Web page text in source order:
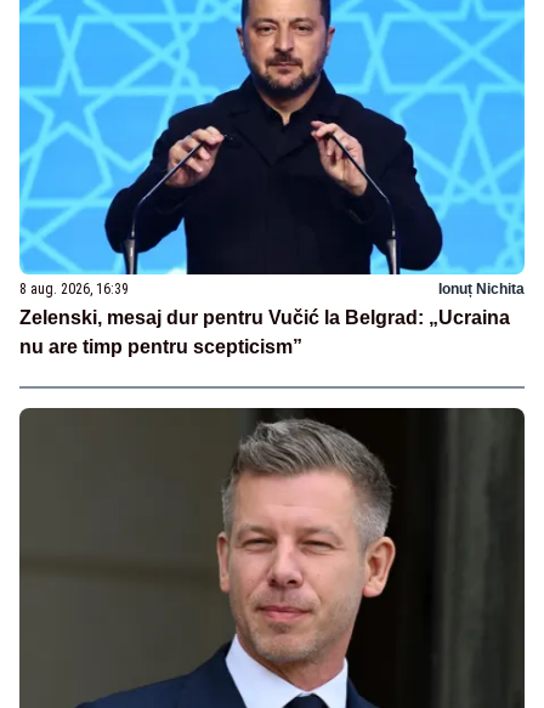
8 aug. 2026, 16:39 Ionuț Nichita
Zelenski, mesaj dur pentru Vučić la Belgrad: „Ucraina
nu are timp pentru scepticism”